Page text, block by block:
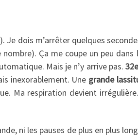
Je dois m’arrêter quelques
Ça me coupe un peu dans
Mais je n’y arrive pas.
inexorablement. Une grande
Ma respiration devient
ni les pauses de plus en plus